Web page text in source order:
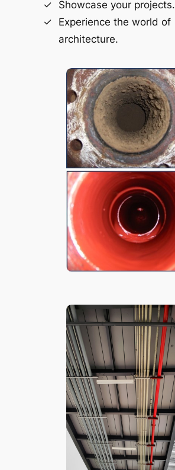
Showcase your projects.
Experience the world of
architecture.